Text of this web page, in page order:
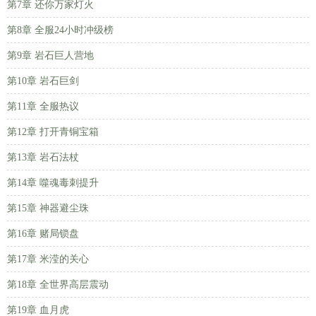
第7章 还你万家灯火
第8章 全服24小时冲级榜
第9章 岩石巨人营地
第10章 岩石巨剑
第11章 全服热议
第12章 打开青铜宝箱
第13章 岩石法杖
第14章 噬魂毒刺提升
第15章 神器避尘珠
第16章 赌局锁盘
第17章 米滢的关心
第18章 全世界高层震动
第19章 血月虎